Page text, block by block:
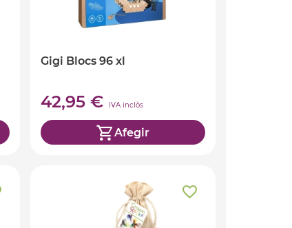
Gigi Blocs 96 xl
42,95 € IVA inclòs
Afegir